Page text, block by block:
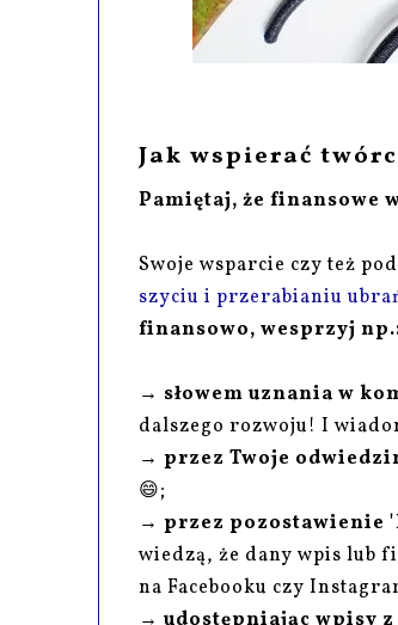
Jak wspierać
Pamiętaj, że finansowe
Swoje wsparcie czy też
szyciu i przerabianiu
finansowo, wesprzyj
→ słowem uznania w
dalszego rozwoju! I
→ przez Twoje
😄;
→ przez pozostawienie
wiedzą, że dany wpis lub
na Facebooku czy